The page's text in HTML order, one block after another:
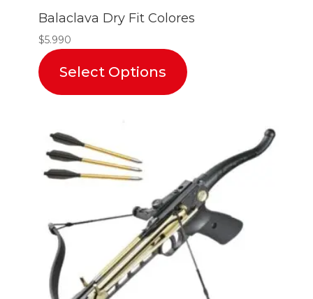
Balaclava Dry Fit Colores
$5.990
Select Options